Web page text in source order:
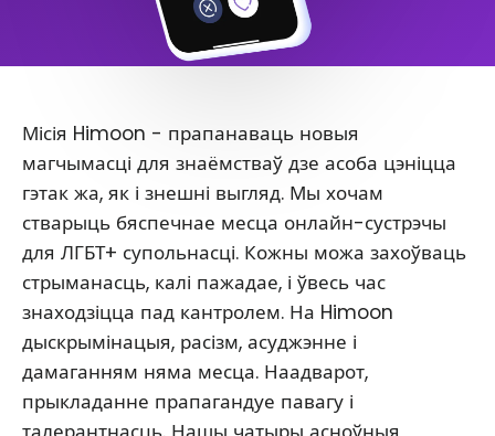
Місія Himoon - прапанаваць новыя
магчымасці для знаёмстваў дзе асоба цэніцца
гэтак жа, як і знешні выгляд. Мы хочам
стварыць бяспечнае месца онлайн-сустрэчы
для ЛГБТ+ супольнасці. Кожны можа захоўваць
стрыманасць, калі пажадае, і ўвесь час
знаходзіцца пад кантролем. На Himoon
дыскрымінацыя, расізм, асуджэнне і
дамаганням няма месца. Наадварот,
прыкладанне прапагандуе павагу і